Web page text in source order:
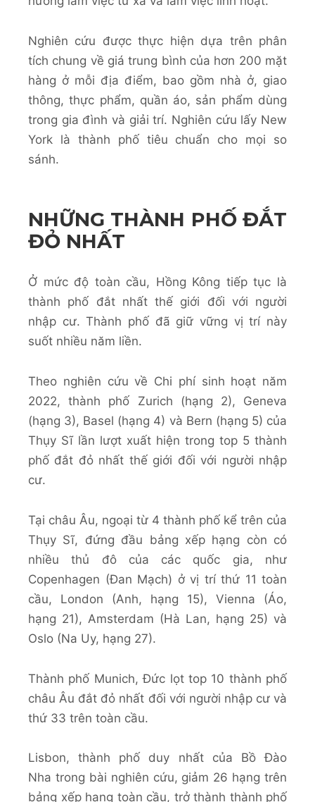
Nghiên cứu được thực hiện dựa trên phân
tích chung về giá trung bình của hơn 200 mặt
hàng ở mỗi địa điểm, bao gồm nhà ở, giao
thông, thực phẩm, quần áo, sản phẩm dùng
trong gia đình và giải trí. Nghiên cứu lấy New
York là thành phố tiêu chuẩn cho mọi so
sánh.
NHỮNG THÀNH PHỐ ĐẮT
ĐỎ NHẤT
Ở mức độ toàn cầu, Hồng Kông tiếp tục là
thành phố đắt nhất thế giới đối với người
nhập cư. Thành phố đã giữ vững vị trí này
suốt nhiều năm liền.
Theo nghiên cứu về Chi phí sinh hoạt năm
2022, thành phố Zurich (hạng 2), Geneva
(hạng 3), Basel (hạng 4) và Bern (hạng 5) của
Thụy Sĩ lần lượt xuất hiện trong top 5 thành
phố đắt đỏ nhất thế giới đối với người nhập
cư.
Tại châu Âu, ngoại từ 4 thành phố kể trên của
Thụy Sĩ, đứng đầu bảng xếp hạng còn có
nhiều thủ đô của các quốc gia, như
Copenhagen (Đan Mạch) ở vị trí thứ 11 toàn
cầu, London (Anh, hạng 15), Vienna (Áo,
hạng 21), Amsterdam (Hà Lan, hạng 25) và
Oslo (Na Uy, hạng 27).
Thành phố Munich, Đức lọt top 10 thành phố
châu Âu đắt đỏ nhất đối với người nhập cư và
thứ 33 trên toàn cầu.
Lisbon, thành phố duy nhất của Bồ Đào
Nha trong bài nghiên cứu, giảm 26 hạng trên
bảng xếp hạng toàn cầu, trở thành thành phố